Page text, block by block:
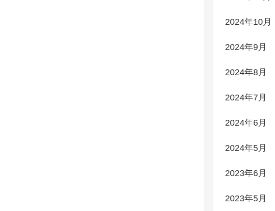
2024年10月
2024年9月
2024年8月
2024年7月
2024年6月
2024年5月
2023年6月
2023年5月